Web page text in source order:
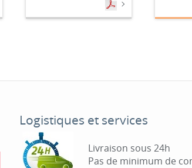
Logistiques et services
Livraison sous 24h
Pas de minimum de